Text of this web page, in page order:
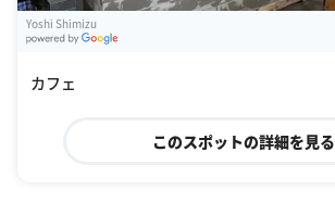
Yoshi Shimizu
カフェ
このスポットの詳細を見る